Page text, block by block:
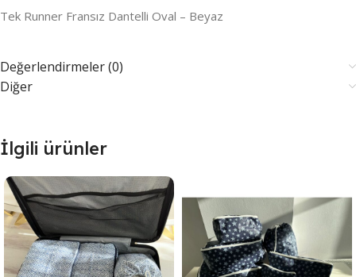
Tek Runner Fransız Dantelli Oval – Beyaz
Değerlendirmeler (0)
Diğer
İlgili ürünler